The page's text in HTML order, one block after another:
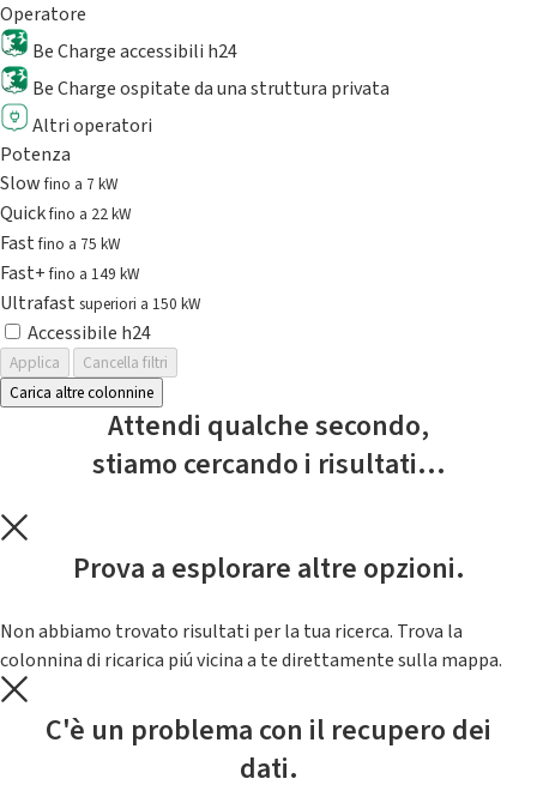
Operatore
Be Charge accessibili h24
Be Charge ospitate da una struttura privata
Altri operatori
Potenza
Slowfino a 7 kW
Quickfino a 22 kW
Fastfino a 75 kW
Fast+fino a 149 kW
Ultrafast superiori a 150 kW
Accessibile h24
Applica
Cancella filtri
Carica altre colonnine
Attendi qualche secondo,
stiamo cercando i risultati...
Prova a esplorare altre opzioni.
Non abbiamo trovato risultati per la tua ricerca. Trova la
colonnina di ricarica piú vicina a te direttamente sulla mappa.
C'è un problema con il recupero dei
dati.